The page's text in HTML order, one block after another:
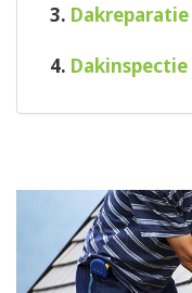
3. Dakreparatie
4. Dakinspectie